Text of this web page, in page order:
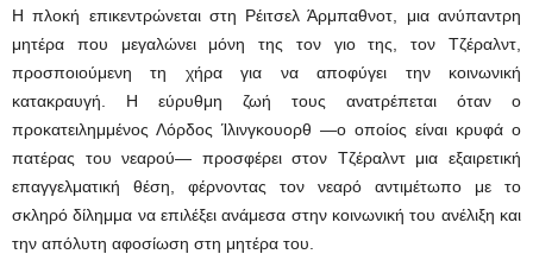
Η πλοκή επικεντρώνεται στη Ρέιτσελ Άρμπαθνοτ, μια ανύπαντρη
μητέρα που μεγαλώνει μόνη της τον γιο της, τον Τζέραλντ,
προσποιούμενη τη χήρα για να αποφύγει την κοινωνική
κατακραυγή. Η εύρυθμη ζωή τους ανατρέπεται όταν ο
προκατειλημμένος Λόρδος Ίλινγκουορθ —ο οποίος είναι κρυφά ο
πατέρας του νεαρού— προσφέρει στον Τζέραλντ μια εξαιρετική
επαγγελματική θέση, φέρνοντας τον νεαρό αντιμέτωπο με το
σκληρό δίλημμα να επιλέξει ανάμεσα στην κοινωνική του ανέλιξη και
την απόλυτη αφοσίωση στη μητέρα του.